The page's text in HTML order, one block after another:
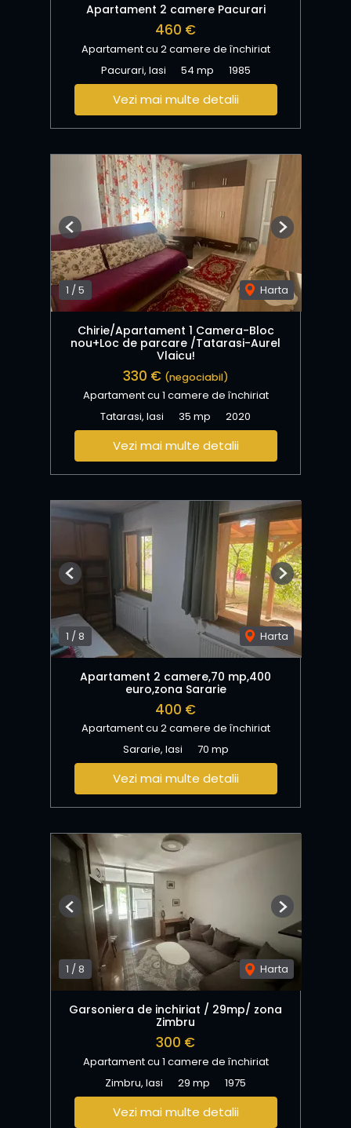
Apartament 2 camere Pacurari
460 €
Apartament cu 2 camere de închiriat
Pacurari, Iasi
54 mp 1985
Vezi mai multe detalii
1 /5 Harta
Previous Next
Chirie/Apartament 1 Camera-Bloc
nou+Loc de parcare /Tatarasi-Aurel
Vlaicu!
330 € (negociabil)
Apartament cu 1 camere de închiriat
Tatarasi, Iasi
35 mp 2020
Vezi mai multe detalii
1 /8 Harta
Previous Next
Apartament 2 camere,70 mp,400
euro,zona Sararie
400 €
Apartament cu 2 camere de închiriat
Sararie, Iasi
70 mp
Vezi mai multe detalii
1 / 8 Harta
Previous Next
Garsoniera de inchiriat / 29mp/ zona
Zimbru
300 €
Apartament cu 1 camere de închiriat
Zimbru, Iasi
29 mp 1975
Vezi mai multe detalii